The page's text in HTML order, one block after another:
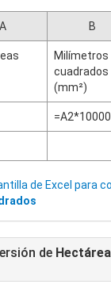
A B
Milímetros
cuadrados
(mm²)
de Excel para
de